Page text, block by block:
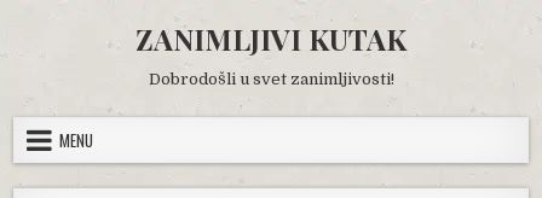
content
ZANIMLJIVI KUTAK
Dobrodošli u svet zanimljivosti!
MENU